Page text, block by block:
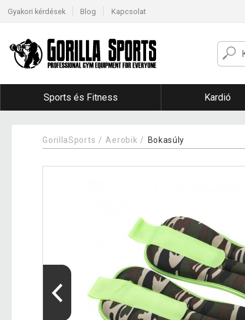
Gyakori kérdések Blog Kapcsolat
Sports és Fitness Kardió
GorillaSports Aerobik Bokasúly